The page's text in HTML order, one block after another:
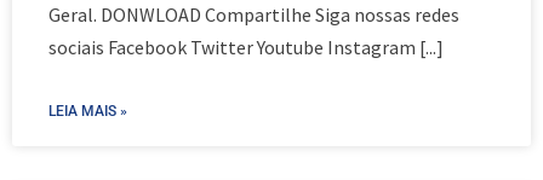
Geral. DONWLOAD Compartilhe Siga nossas redes
sociais Facebook Twitter Youtube Instagram [...]
LEIA MAIS »